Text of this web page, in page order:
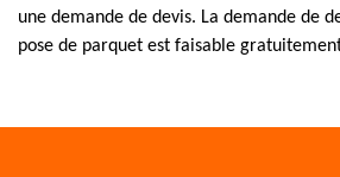
une demande de devis. La demande de
pose de parquet est faisable